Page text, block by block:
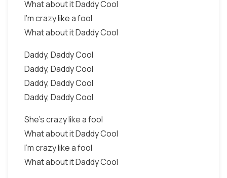
What about it Daddy Cool
I'm crazy like a fool
What about it Daddy Cool
Daddy, Daddy Cool
Daddy, Daddy Cool
Daddy, Daddy Cool
Daddy, Daddy Cool
She's crazy like a fool
What about it Daddy Cool
I'm crazy like a fool
What about it Daddy Cool